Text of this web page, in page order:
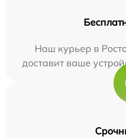
Наш курьер в
доставит ваше